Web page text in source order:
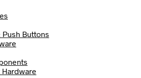
Push Buttons
Hardware